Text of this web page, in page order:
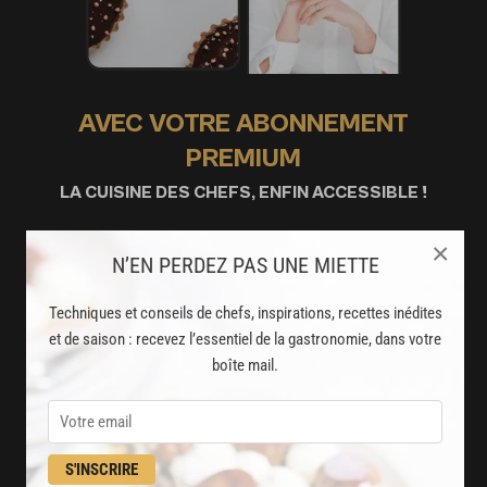
N’EN PERDEZ PAS UNE MIETTE
Techniques et conseils de chefs, inspirations, recettes inédites
et de saison : recevez l’essentiel de la gastronomie, dans votre
boîte mail.
S'INSCRIRE
×
AVEC VOTRE ABONNEMENT
PREMIUM
LA CUISINE DES CHEFS, ENFIN ACCESSIBLE !
8000
recettes exclusives
2000vidéos de recettes
et techniques de cuisine et pâtisserie
Des nouveautés
disponibles chaque semaine